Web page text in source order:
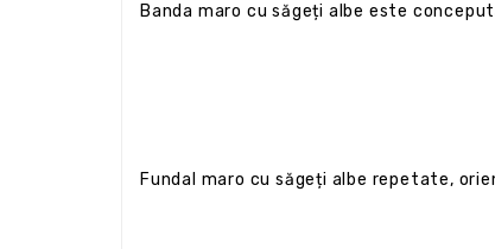
Banda maro cu săgeți albe este
Fundal maro cu săgeți albe repetate,